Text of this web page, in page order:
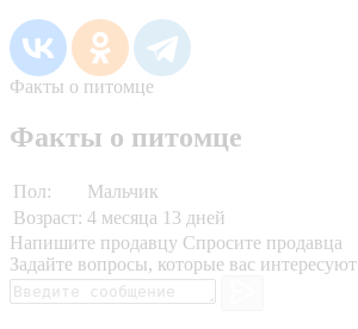
Факты о питомце
Факты о питомце
Пол:
Мальчик
Возраст: 4 месяца 13 дней
Напишите продавцу Спросите продавца
Задайте вопросы, которые вас интересуют